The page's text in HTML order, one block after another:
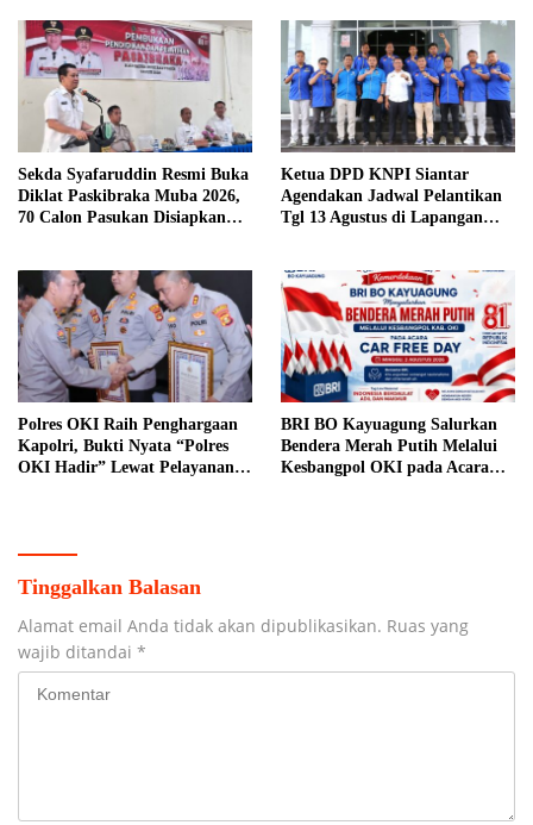
Sekda Syafaruddin Resmi Buka
Diklat Paskibraka Muba 2026,
70 Calon Pasukan Disiapkan
Ketua DPD KNPI Siantar
Agendakan Jadwal Pelantikan
Tgl 13 Agustus di Lapangan
Polres OKI Raih Penghargaan
Kapolri, Bukti Nyata “Polres
OKI Hadir” Lewat Pelayanan
BRI BO Kayuagung Salurkan
Bendera Merah Putih Melalui
Kesbangpol OKI pada Acara
Tinggalkan Balasan
Alamat email Anda tidak akan dipublikasikan. Ruas yang
wajib ditandai *